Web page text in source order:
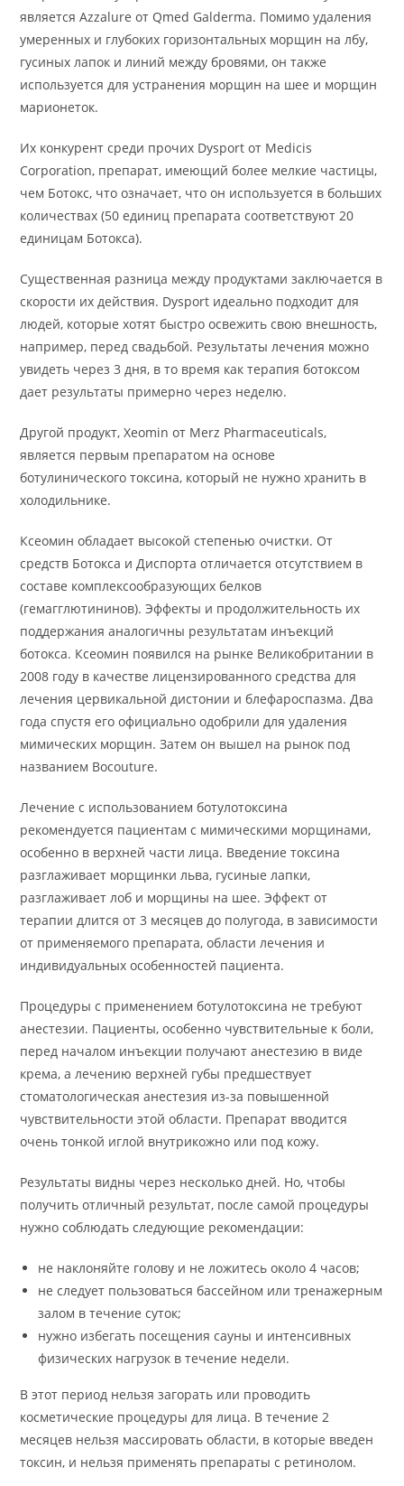
является Azzalure от Qmed Galderma. Помимо удаления
умеренных и глубоких горизонтальных морщин на лбу,
гусиных лапок и линий между бровями, он также
используется для устранения морщин на шее и морщин
марионеток.
Их конкурент среди прочих Dysport от Medicis
Corporation, препарат, имеющий более мелкие частицы,
чем Ботокс, что означает, что он используется в больших
количествах (50 единиц препарата соответствуют 20
единицам Ботокса).
Существенная разница между продуктами заключается в
скорости их действия. Dysport идеально подходит для
людей, которые хотят быстро освежить свою внешность,
например, перед свадьбой. Результаты лечения можно
увидеть через 3 дня, в то время как терапия ботоксом
дает результаты примерно через неделю.
Другой продукт, Xeomin от Merz Pharmaceuticals,
является первым препаратом на основе
ботулинического токсина, который не нужно хранить в
холодильнике.
Ксеомин обладает высокой степенью очистки. От
средств Ботокса и Диспорта отличается отсутствием в
составе комплексообразующих белков
(гемагглютининов). Эффекты и продолжительность их
поддержания аналогичны результатам инъекций
ботокса. Ксеомин появился на рынке Великобритании в
2008 году в качестве лицензированного средства для
лечения цервикальной дистонии и блефароспазма. Два
года спустя его официально одобрили для удаления
мимических морщин. Затем он вышел на рынок под
названием Bocouture.
Лечение с использованием ботулотоксина
рекомендуется пациентам с мимическими морщинами,
особенно в верхней части лица. Введение токсина
разглаживает морщинки льва, гусиные лапки,
разглаживает лоб и морщины на шее. Эффект от
терапии длится от 3 месяцев до полугода, в зависимости
от применяемого препарата, области лечения и
индивидуальных особенностей пациента.
Процедуры с применением ботулотоксина не требуют
анестезии. Пациенты, особенно чувствительные к боли,
перед началом инъекции получают анестезию в виде
крема, а лечению верхней губы предшествует
стоматологическая анестезия из-за повышенной
чувствительности этой области. Препарат вводится
очень тонкой иглой внутрикожно или под кожу.
Результаты видны через несколько дней. Но, чтобы
получить отличный результат, после самой процедуры
нужно соблюдать следующие рекомендации:
не наклоняйте голову и не ложитесь около 4 часов;
не следует пользоваться бассейном или тренажерным
залом в течение суток;
нужно избегать посещения сауны и интенсивных
физических нагрузок в течение недели.
В этот период нельзя загорать или проводить
косметические процедуры для лица. В течение 2
месяцев нельзя массировать области, в которые введен
токсин, и нельзя применять препараты с ретинолом.